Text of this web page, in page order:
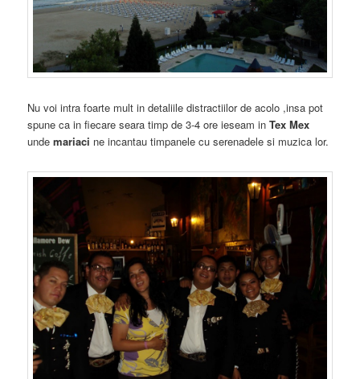
Nu voi intra foarte mult in detaliile distractiilor de acolo ,insa pot
spune ca in fiecare seara timp de 3-4 ore ieseam inTex Mex
undemariaci ne incantau timpanele cu serenadele si muzica lor.